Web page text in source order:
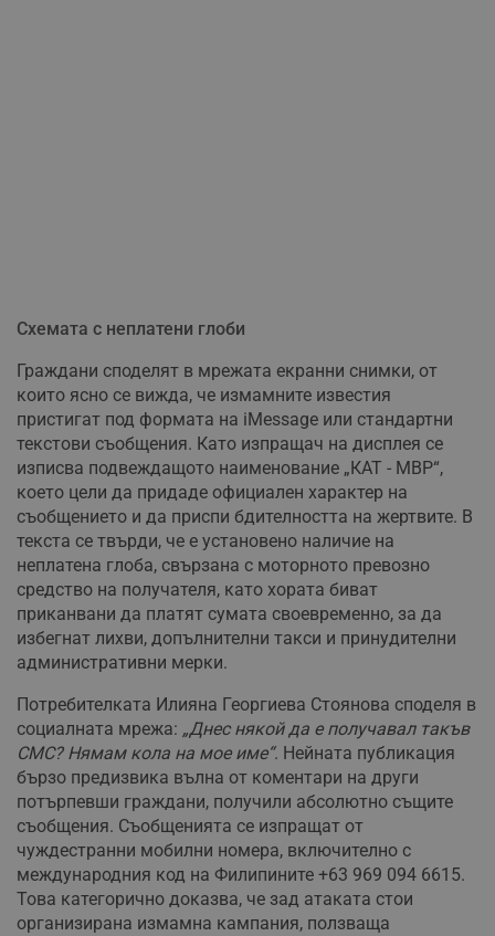
Схемата с неплатени глоби
Граждани споделят в мрежата екранни снимки, от
които ясно се вижда, че измамните известия
пристигат под формата на iMessage или стандартни
текстови съобщения. Като изпращач на дисплея се
изписва подвеждащото наименование „КАТ - МВР“,
което цели да придаде официален характер на
съобщението и да приспи бдителността на жертвите. В
текста се твърди, че е установено наличие на
неплатена глоба, свързана с моторното превозно
средство на получателя, като хората биват
приканвани да платят сумата своевременно, за да
избегнат лихви, допълнителни такси и принудителни
административни мерки.
Потребителката Илияна Георгиева Стоянова споделя в
социалната мрежа: „Днес някой да е получавал такъв
СМС? Нямам кола на мое име“. Нейната публикация
бързо предизвика вълна от коментари на други
потърпевши граждани, получили абсолютно същите
съобщения. Съобщенията се изпращат от
чуждестранни мобилни номера, включително с
международния код на Филипините +63 969 094 6615.
Това категорично доказва, че зад атаката стои
организирана измамна кампания, ползваща